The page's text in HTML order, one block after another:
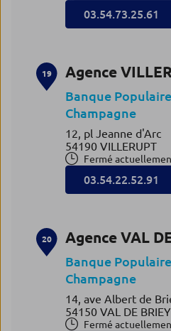
03.54.73.25.61
19 Agence
Banque
Champagne
12, pl Jeanne d'Arc
54190 VILLERUPT
Fermé
03.54.22.52.91
20 Agence VAL
Banque
Champagne
14, ave Albert de
54150 VAL DE BRIEY
Fermé